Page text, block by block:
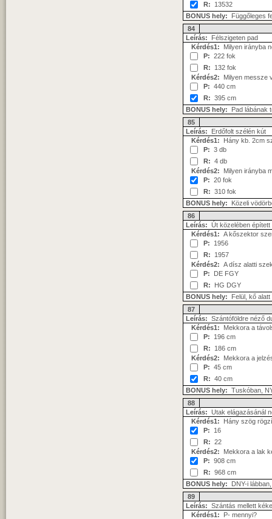
R: 13532
BONUS hely: Függőleges
84
Leírás: Félszigeten pad
Kérdés1: Milyen irányba
P: 222 fok
R: 132 fok
Kérdés2: Milyen messze
P: 440 cm
R: 395 cm
BONUS hely: Pad lábának
85
Leírás: Erdőfolt szélén kút
Kérdés1: Hány kb. 2cm
P: 3 db
R: 4 db
Kérdés2: Milyen irányba
P: 20 fok
R: 310 fok
BONUS hely: Közeli
86
Leírás: Út közelében épített
Kérdés1: A kőszektor
P: 1956
R: 1957
Kérdés2: A dísz alatti
P: DE FGY
R: HG DGY
BONUS hely: Felül, kő alatt
87
Leírás: Szántóföldre néző
Kérdés1: Mekkora a
P: 196 cm
R: 186 cm
Kérdés2: Mekkora a
P: 45 cm
R: 40 cm
BONUS hely: Tuskóban,
88
Leírás: Utak elágazásánál
Kérdés1: Hány szög
P: 16
R: 22
Kérdés2: Mekkora a lak
P: 908 cm
R: 968 cm
BONUS hely: DNY-i
89
Leírás: Szántás mellett
Kérdés1: P- mennyi?